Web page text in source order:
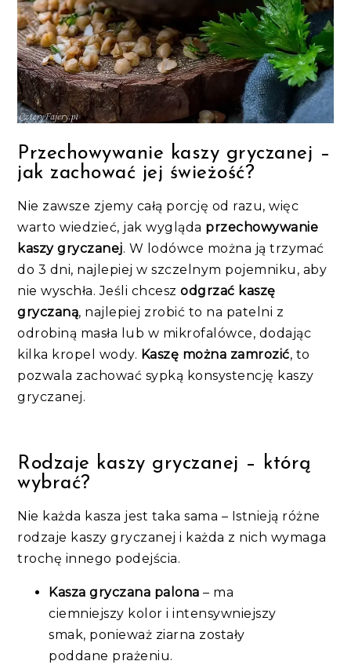
Przechowywanie kaszy gryczanej –
jak zachować jej świeżość?
Nie zawsze zjemy całą porcję od razu, więc
warto wiedzieć, jak wygląda przechowywanie
kaszy gryczanej. W lodówce można ją trzymać
do 3 dni, najlepiej w szczelnym pojemniku, aby
nie wyschła. Jeśli chceszodgrzać kaszę
gryczaną, najlepiej zrobić to na patelni z
odrobiną masła lub w mikrofalówce, dodając
kilka kropel wody. Kaszę można zamrozić, to
pozwala zachować sypką konsystencję kaszy
gryczanej.
Rodzaje kaszy gryczanej – którą
wybrać?
Nie każda kasza jest taka sama – Istnieją różne
rodzaje kaszy gryczanej i każda z nich wymaga
trochę innego podejścia.
Kasza gryczana palona – ma
ciemniejszy kolor i intensywniejszy
smak, ponieważ ziarna zostały
poddane prażeniu.